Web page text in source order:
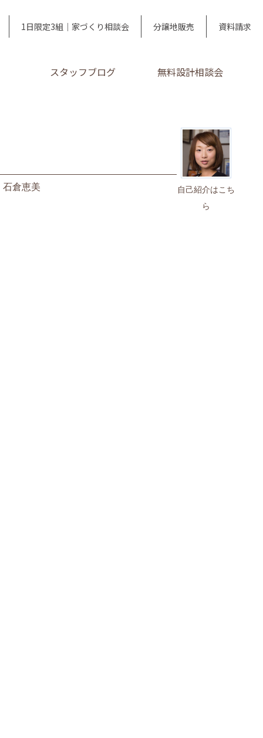
1日限定3組｜家づくり相談会 分譲地販売 資料請求
スタッフブログ 無料設計相談会
自己紹介はこち
ら
石倉恵美